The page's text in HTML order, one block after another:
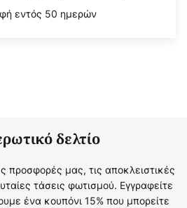
εντός 50 ημερών
δελτίο
προσφορές μας, τις αποκλειστικές
τάσεις φωτισμού. Εγγραφείτε
ένα κουπόνι 15% που μπορείτε